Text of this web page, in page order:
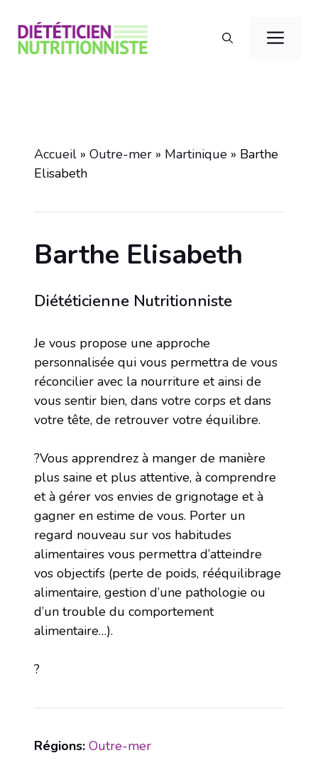
contenu
Accueil » Outre-mer » Martinique » Barthe
Elisabeth
Barthe Elisabeth
Diététicienne Nutritionniste
Je vous propose une approche
personnalisée qui vous permettra de vous
réconcilier avec la nourriture et ainsi de
vous sentir bien, dans votre corps et dans
votre tête, de retrouver votre équilibre.
?Vous apprendrez à manger de manière
plus saine et plus attentive, à comprendre
et à gérer vos envies de grignotage et à
gagner en estime de vous. Porter un
regard nouveau sur vos habitudes
alimentaires vous permettra d’atteindre
vos objectifs (perte de poids, rééquilibrage
alimentaire, gestion d’une pathologie ou
d’un trouble du comportement
alimentaire…).
?
Régions: Outre-mer